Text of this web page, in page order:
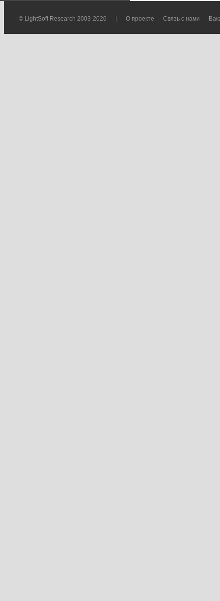
© LightSoft Research 2003-2026 О проекте Связь с нами